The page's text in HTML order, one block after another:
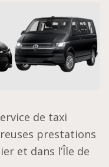
de taxi
prestations
et dans l’Île de